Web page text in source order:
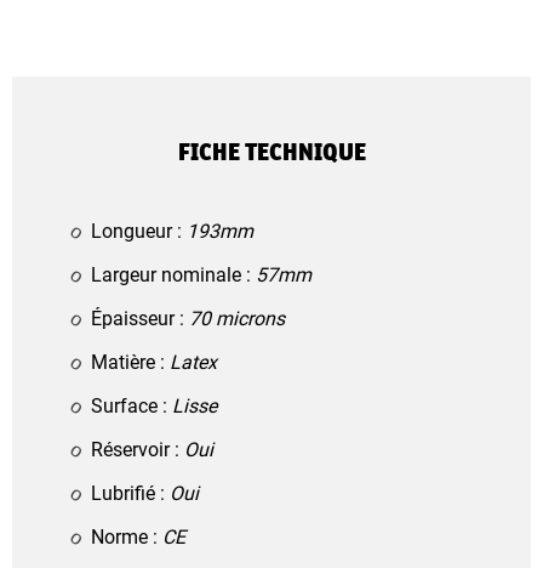
FICHE TECHNIQUE
Longueur : 193mm
Largeur nominale : 57mm
Épaisseur : 70 microns
Matière : Latex
Surface : Lisse
Réservoir : Oui
Lubrifié : Oui
Norme : CE